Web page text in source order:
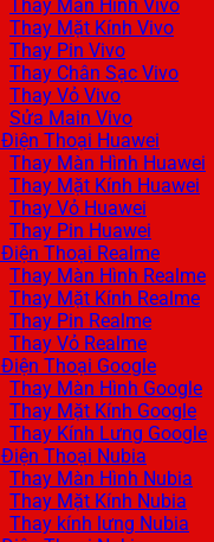
Thay Màn Hình Vivo
Thay Mặt Kính Vivo
Thay Pin Vivo
Thay Chân Sạc Vivo
Thay Vỏ Vivo
Sửa Main Vivo
Thoại Huawei
Thay Màn Hình Huawei
Thay Mặt Kính Huawei
Thay Vỏ Huawei
Thay Pin Huawei
Thoại Realme
Thay Màn Hình Realme
Thay Mặt Kính Realme
Thay Pin Realme
Thay Vỏ Realme
Thoại Google
Thay Màn Hình Google
Thay Mặt Kính Google
Thay Kính Lưng Google
Thoại Nubia
Thay Màn Hình Nubia
Thay Mặt Kính Nubia
Thay kính lưng Nubia